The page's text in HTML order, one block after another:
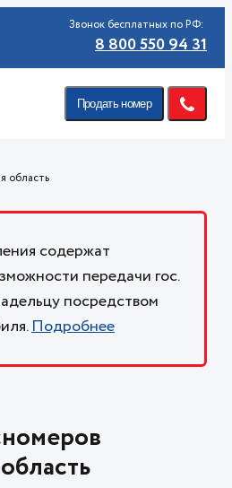
Звонок бесплатных по РФ:
8 800 550 94 31
Продать номер
область
содержат
передачи гос.
посредством
Подробнее